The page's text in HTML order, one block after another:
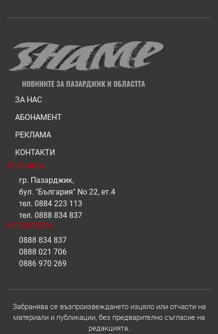
ЗА НАС
АБОНАМЕНТ
РЕКЛАМА
КОНТАКТИ
РЕКЛАМА
гр. Пазарджик,
бул. "България" No 22, ет.4
тел. 0884 223 113
тел. 0888 834 837
РЕПОРТЕРИ
0888 834 837
0888 021 706
0886 970 269
Забранява се възпроизвеждането изцяло или отчасти на
материали и публикации, без предварително съгласие на
редакцията.